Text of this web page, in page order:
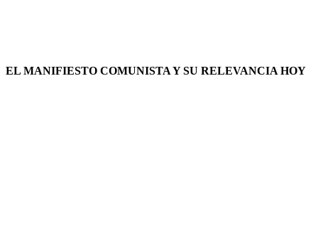
EL MANIFIESTO COMUNISTA Y SU RELEVANCIA HOY